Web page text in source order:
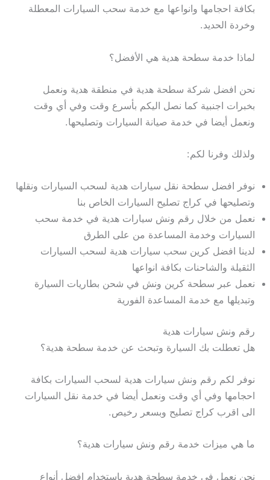
بكافة احجامها وانواعها مع خدمة سحب السيارات المعطلة
وخردة الحديد.
لماذا خدمة سطحة هدية هي الأفضل؟
نحن افضل شركة سطحة هدية في منطقة هدية ونعمل
بخبرات اجنبية كما نصل اليكم بأسرع وقت وفي أي وقت
ونعمل أيضا في خدمة صيانة السيارات وتصليحها.
ولذلك وفرنا لكم:
نوفر افضل سطحة نقل سيارات هدية لسحب السيارات ونقلها
وتصليحها في كراج تصليح السيارات الخاص بنا
نعمل من خلال رقم ونش سيارات هدية في خدمة سحب
السيارات وخدمة المساعدة من على الطرق
لدينا افضل كرين سحب سيارات هدية لسحب السيارات
الثقيلة والشاحنات بكافة انواعها
نعمل عبر سطحة كرين ونش في شحن بطاريات السيارة
وتبديلها مع خدمة المساعدة الفورية
رقم ونش سيارات هدية
هل تعطلت بك السيارة وتبحث عن خدمة سطحة هدية؟
نوفر لكم رقم ونش سيارات هدية لسحب السيارات بكافة
احجامها وفي أي وقت ونعمل أيضا في خدمة نقل السيارات
الى اقرب كراج تصليح وبسعر رخيص.
ما هي ميزات خدمة رقم ونش سيارات هدية؟
نحن نعمل في خدمة سطحة هدية باستخدام افضل أنواع